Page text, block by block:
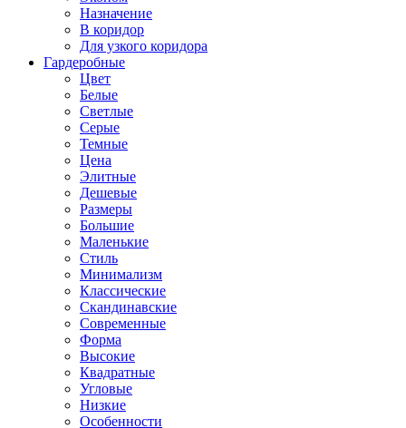
Назначение
В коридор
Для узкого коридора
Гардеробные
Цвет
Белые
Светлые
Серые
Темные
Цена
Элитные
Дешевые
Размеры
Большие
Маленькие
Стиль
Минимализм
Классические
Скандинавские
Современные
Форма
Высокие
Квадратные
Угловые
Низкие
Особенности